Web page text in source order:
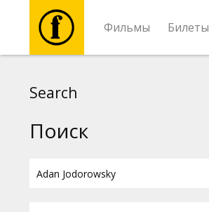
Фильмы Билеты
Search
Поиск